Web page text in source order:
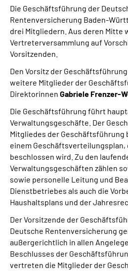
Über uns
Inhalte in Gebärdensprache
Leichte Sprache
Suche
Mein
Die Geschäftsführung der
Rentenversicherung Baden-
drei Mitgliedern. Aus deren Mitte
Vertreterversammlung auf
Vorsitzenden.
Den Vorsitz der
weitere Mitglieder der
Direktorinnen Gabriele Frenzer-
Die Geschäftsführung führt
Verwaltungsgeschäfte. Der
Mitgliedes der Geschäftsführung
einem Geschäftsverteilungsplan,
beschlossen wird. Zu den
Verwaltungsgeschäften zählen
sowie personelle Leitung und
Dienstbetriebes als auch die
Haushaltsplans und der
Der Vorsitzende der
Deutsche Rentenversicherung
außergerichtlich in allen
Beschlusses der
vertreten die Mitglieder der